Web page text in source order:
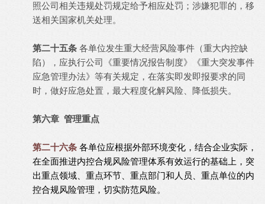
照公司相关违规处罚规定给予相应处罚；涉嫌犯罪的，移
送相关国家机关处理。
第二十五条 各单位发生重大经营风险事件（重大内控缺
陷），应执行公司《重要情况报告制度》《重大突发事件
应急管理办法》等有关规定，在落实即发即报要求的同
时，做好应急处置，最大程度化解风险、降低损失。
第六章 管理重点
第二十六条 各单位应根据外部环境变化，结合企业实际，
在全面推进内控合规风险管理体系有效运行的基础上，突
出重点领域、重点环节、重点部门和人员、重点单位的内
控合规风险管理，切实防范风险。